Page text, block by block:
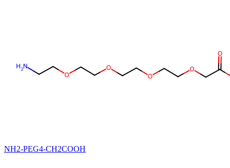
NH2-PEG4-CH2COOH